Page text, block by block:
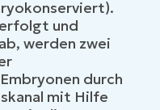
und
werden zwei
durch
mit Hilfe